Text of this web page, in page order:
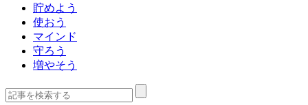
貯めよう
使おう
マインド
守ろう
増やそう